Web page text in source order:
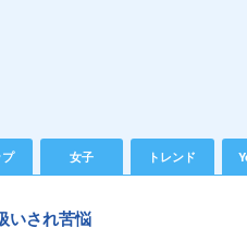
プ 女子 トレンド
いされ苦悩